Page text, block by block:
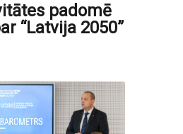
padomē
“Latvija 2050”